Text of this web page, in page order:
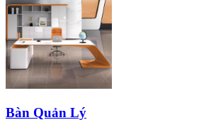
Bàn Quản Lý